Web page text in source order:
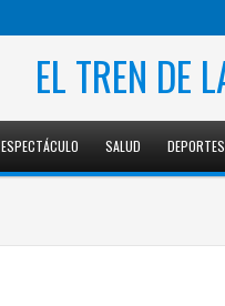
EL TREN DE
ESPECTÁCULO SALUD DEPORTES